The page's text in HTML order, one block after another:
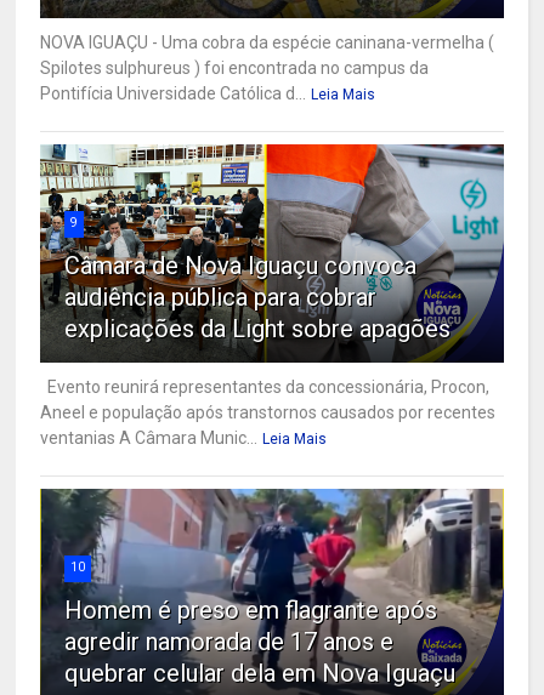
NOVA IGUAÇU - Uma cobra da espécie caninana-vermelha (
Spilotes sulphureus ) foi encontrada no campus da
Pontifícia Universidade Católica d...
Leia Mais
9
Câmara de Nova Iguaçu convoca
audiência pública para cobrar
explicações da Light sobre apagões
Evento reunirá representantes da concessionária, Procon,
Aneel e população após transtornos causados por recentes
ventanias A Câmara Munic...
Leia Mais
10
Homem é preso em flagrante após
agredir namorada de 17 anos e
quebrar celular dela em Nova Iguaçu